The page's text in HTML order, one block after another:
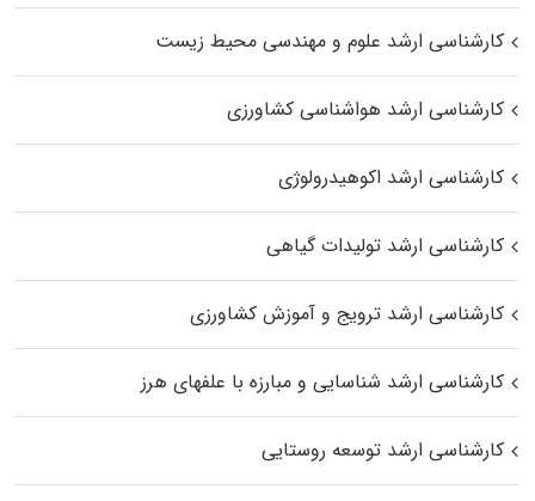
کارشناسی ارشد علوم و مهندسی محیط زیست
کارشناسی ارشد هواشناسی کشاورزی
کارشناسی ارشد اکوهیدرولوژی
کارشناسی ارشد تولیدات گیاهی
کارشناسی ارشد ترویج و آموزش کشاورزی
کارشناسی ارشد شناسایی و مبارزه با علفهای هرز
کارشناسی ارشد توسعه روستایی